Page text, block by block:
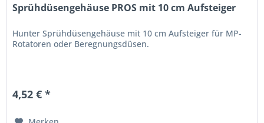
Sprühdüsengehäuse PROS mit 10 cm Aufsteiger
Hunter Sprühdüsengehäuse mit 10 cm Aufsteiger für MP-
Rotatoren oder Beregnungsdüsen.
4,52 € *